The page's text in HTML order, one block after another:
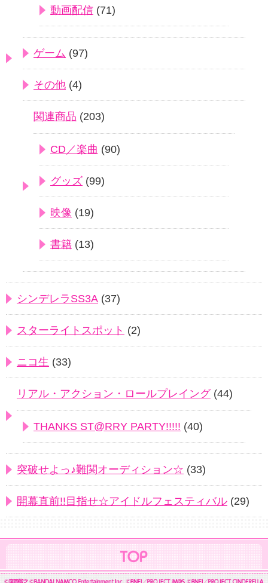
動画配信 (71)
ゲーム (97)
その他 (4)
関連商品 (203)
CD／楽曲 (90)
グッズ (99)
映像 (19)
書籍 (13)
シンデレラSS3A (37)
スターライトスポット (2)
ニコ生 (33)
リアル・アクション・ロールプレイング(44)
THANKS ST@RRY PARTY!!!!! (40)
突破せよっ♪難関オーディション☆ (33)
開幕直前!!目指せ☆アイドルフェスティバル (29)